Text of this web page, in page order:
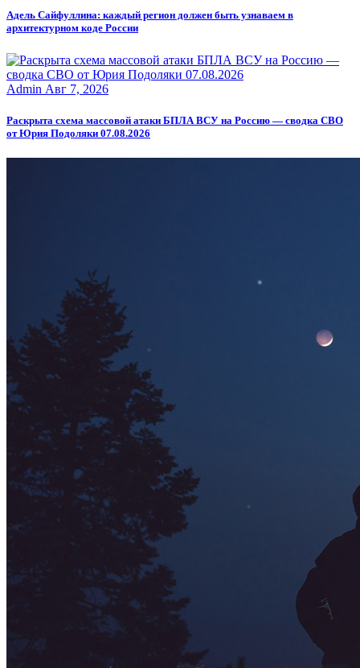
Адель Сайфуллина: каждый регион должен быть узнаваем в
архитектурном коде России
Admin Авг 7, 2026
Раскрыта схема массовой атаки БПЛА ВСУ на Россию — сводка СВО
от Юрия Подоляки 07.08.2026